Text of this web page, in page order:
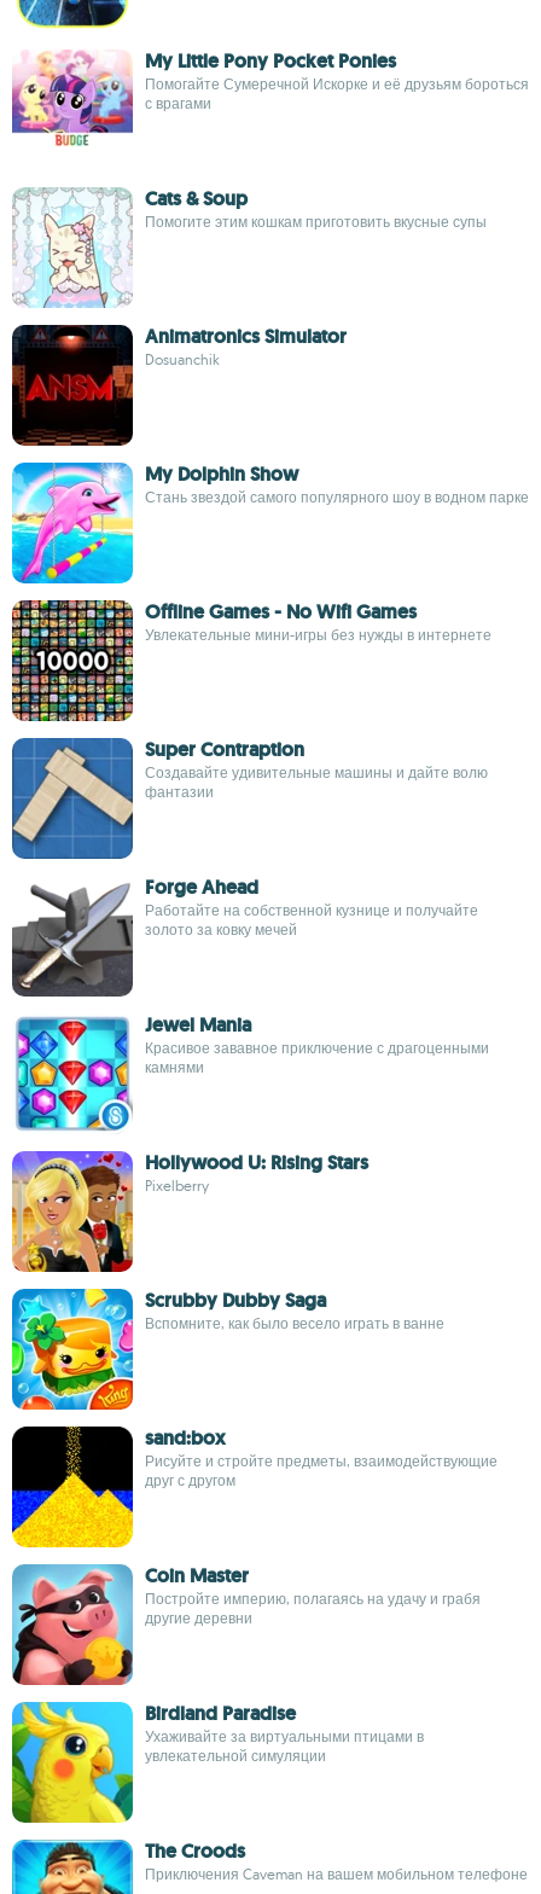
My Little Pony Pocket Ponies
Помогайте Сумеречной Искорке и её друзьям бороться
с врагами
Cats & Soup
Помогите этим кошкам приготовить вкусные супы
Animatronics Simulator
Dosuanchik
My Dolphin Show
Стань звездой самого популярного шоу в водном парке
Offline Games - No Wifi Games
Увлекательные мини-игры без нужды в интернете
Super Contraption
Создавайте удивительные машины и дайте волю
фантазии
Forge Ahead
Работайте на собственной кузнице и получайте
золото за ковку мечей
Jewel Mania
Красивое зававное приключение с драгоценными
камнями
Hollywood U: Rising Stars
Pixelberry
Scrubby Dubby Saga
Вспомните, как было весело играть в ванне
sand:box
Рисуйте и стройте предметы, взаимодействующие
друг с другом
Coin Master
Постройте империю, полагаясь на удачу и грабя
другие деревни
Birdland Paradise
Ухаживайте за виртуальными птицами в
увлекательной симуляции
The Croods
Приключения Caveman на вашем мобильном телефоне